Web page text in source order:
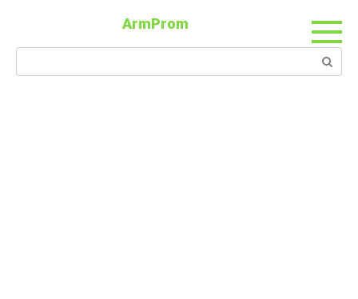
ArmProm